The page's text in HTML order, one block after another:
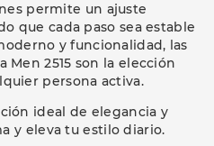
permite un ajuste
que cada paso sea estable
y funcionalidad, las
Men 2515 son la elección
persona activa.
ideal de elegancia y
y eleva tu estilo diario.